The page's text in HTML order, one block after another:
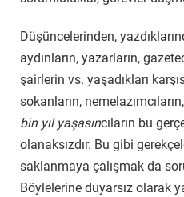
Düşüncelerinden,
aydınların, yazarların,
şairlerin vs. yaşadıkları
sokanların, nemelazımcıların,
bin yıl yaşasıncıların bu
olanaksızdır. Bu gibi
saklanmaya çalışmak da
Böylelerine duyarsız olarak